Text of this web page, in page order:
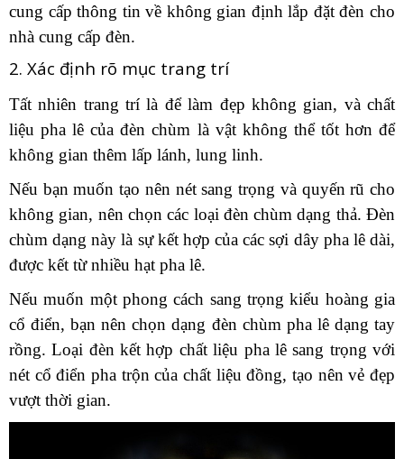
cung cấp thông tin về không gian định lắp đặt đèn cho
nhà cung cấp đèn.
2. Xác định rõ mục trang trí
Tất nhiên trang trí là để làm đẹp không gian, và chất
liệu pha lê của đèn chùm là vật không thể tốt hơn để
không gian thêm lấp lánh, lung linh.
Nếu bạn muốn tạo nên nét sang trọng và quyến rũ cho
không gian, nên chọn các loại đèn chùm dạng thả. Đèn
chùm dạng này là sự kết hợp của các sợi dây pha lê dài,
được kết từ nhiều hạt pha lê.
Nếu muốn một phong cách sang trọng kiểu hoàng gia
cổ điển, bạn nên chọn dạng đèn chùm pha lê dạng tay
rồng. Loại đèn kết hợp chất liệu pha lê sang trọng với
nét cổ điển pha trộn của chất liệu đồng, tạo nên vẻ đẹp
vượt thời gian.